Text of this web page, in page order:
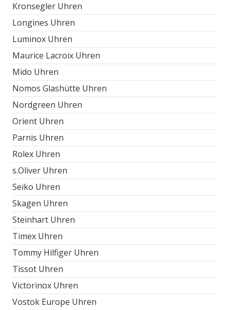
Kronsegler Uhren
Longines Uhren
Luminox Uhren
Maurice Lacroix Uhren
Mido Uhren
Nomos Glashütte Uhren
Nordgreen Uhren
Orient Uhren
Parnis Uhren
Rolex Uhren
s.Oliver Uhren
Seiko Uhren
Skagen Uhren
Steinhart Uhren
Timex Uhren
Tommy Hilfiger Uhren
Tissot Uhren
Victorinox Uhren
Vostok Europe Uhren